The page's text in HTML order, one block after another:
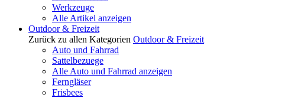
Werkzeuge
Alle Artikel anzeigen
Outdoor & Freizeit
Zurück zu allen Kategorien Outdoor & Freizeit
Auto und Fahrrad
Sattelbezuege
Alle Auto und Fahrrad anzeigen
Ferngläser
Frisbees